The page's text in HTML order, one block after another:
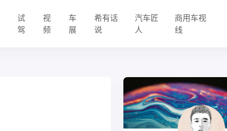
试
驾
视
频
车
展
希有话
说
汽车匠
人
商用车视
线